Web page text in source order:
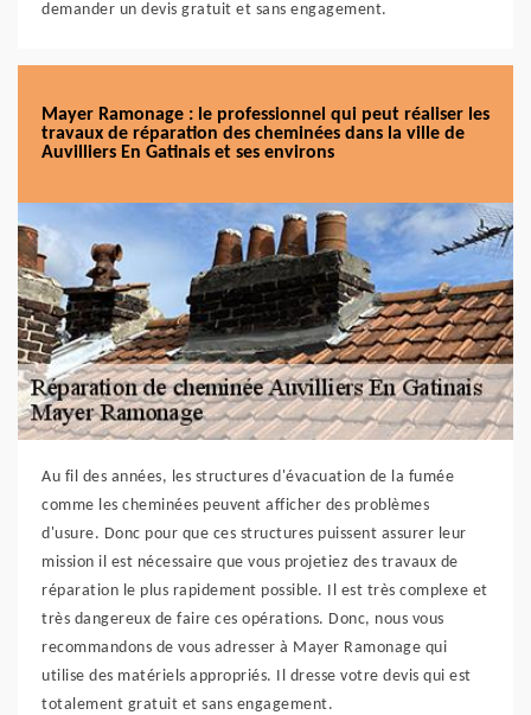
demander un devis gratuit et sans engagement.
Mayer Ramonage : le professionnel qui peut réaliser les
travaux de réparation des cheminées dans la ville de
Auvilliers En Gatinais et ses environs
Au fil des années, les structures d'évacuation de la fumée
comme les cheminées peuvent afficher des problèmes
d'usure. Donc pour que ces structures puissent assurer leur
mission il est nécessaire que vous projetiez des travaux de
réparation le plus rapidement possible. Il est très complexe et
très dangereux de faire ces opérations. Donc, nous vous
recommandons de vous adresser à Mayer Ramonage qui
utilise des matériels appropriés. Il dresse votre devis qui est
totalement gratuit et sans engagement.